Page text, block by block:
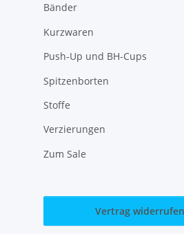
Bänder
Kurzwaren
Push-Up und BH-Cups
Spitzenborten
Stoffe
Verzierungen
Zum Sale
Vertrag widerrufen